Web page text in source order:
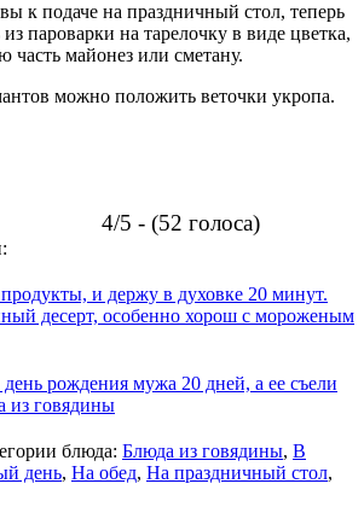
к подаче на праздничный стол, теперь
пароварки на тарелочку в виде цветка,
часть майонез или сметану.
можно положить веточки укропа.
4/5 - (52 голоса)
и держу в духовке 20 минут.
десерт, особенно хорош с мороженым
день рождения мужа 20 дней, а ее съели
из говядины
блюда: Блюда из говядины, В
день, На обед, На праздничный стол,